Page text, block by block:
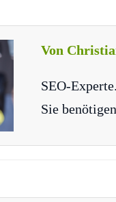
Von
SEO-Experte.
Sie